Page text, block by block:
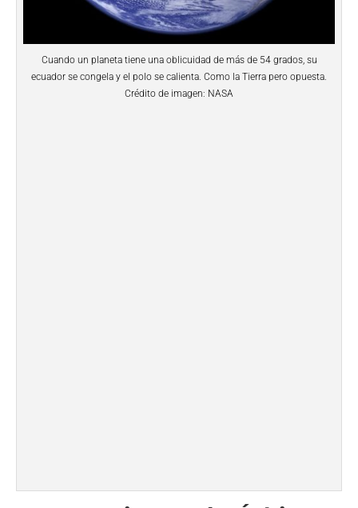
Cuando un planeta tiene una oblicuidad de más de 54 grados, su
ecuador se congela y el polo se calienta. Como la Tierra pero opuesta.
Crédito de imagen: NASA